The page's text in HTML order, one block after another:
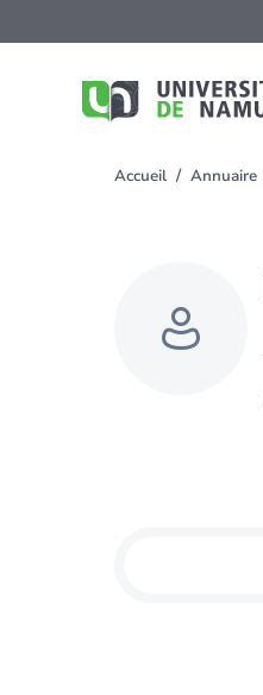
au
You
Accueil Annuaire